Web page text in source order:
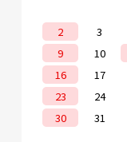
2
3
9
10
16
17
23
24
30
31